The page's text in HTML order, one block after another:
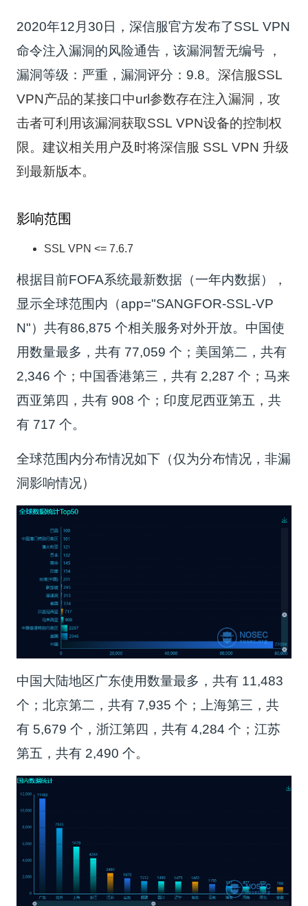
2020年12月30日，深信服官方发布了SSL VPN
命令注入漏洞的风险通告，该漏洞暂无编号 ，
漏洞等级：严重，漏洞评分：9.8。深信服SSL
VPN产品的某接口中url参数存在注入漏洞，攻
击者可利用该漏洞获取SSL VPN设备的控制权
限。建议相关用户及时将深信服 SSL VPN 升级
到最新版本。
影响范围
SSL VPN <= 7.6.7
根据目前FOFA系统最新数据（一年内数据），
显示全球范围内（app="SANGFOR-SSL-VP
N"）共有86,875 个相关服务对外开放。中国使
用数量最多，共有 77,059 个；美国第二，共有
2,346 个；中国香港第三，共有 2,287 个；马来
西亚第四，共有 908 个；印度尼西亚第五，共
有 717 个。
全球范围内分布情况如下（仅为分布情况，非漏
洞影响情况）
中国大陆地区广东使用数量最多，共有 11,483
个；北京第二，共有 7,935 个；上海第三，共
有 5,679 个，浙江第四，共有 4,284 个；江苏
第五，共有 2,490 个。